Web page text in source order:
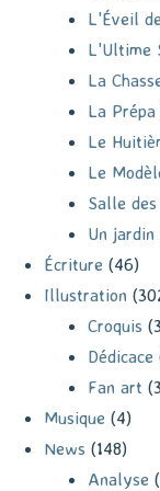
L'Éveil
L'Ultime
La
La Prépa
Le
Le
Salle
Un jardin
Écriture (46)
Illustration
Croquis
Dédicace
Fan art
Musique (4)
News (148)
Analyse